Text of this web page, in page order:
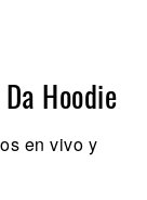
Hoodie
en vivo y